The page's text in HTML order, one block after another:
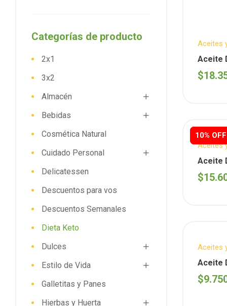
Aceites
Keto,
Aceite
Graal)
$
10% OFF
10% OFF
Aceites
Aceite
$
Aceites
BLESS
Aceite
Bless
$
Categorías de producto
2x1
3x2
Almacén
Bebidas
Cosmética Natural
Cuidado Personal
Delicatessen
Descuentos para vos
Descuentos Semanales
Dieta Keto
Dulces
Estilo de Vida
Galletitas y Panes
Hierbas y Huerta